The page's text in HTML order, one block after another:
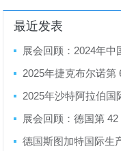
最近发表
展会回顾：2024年
产品展
2025年捷克布尔诺第
2025年沙特阿拉伯
工展览会
展会回顾：德国第
k/Bondexpo 2024
德国斯图加特国际生